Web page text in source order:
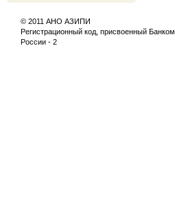
© 2011 АНО АЗИПИ
Регистрационный код, присвоенный Банком
России - 2